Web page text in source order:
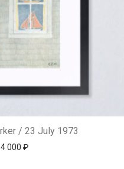
/ 23 July 1973
4 000₽